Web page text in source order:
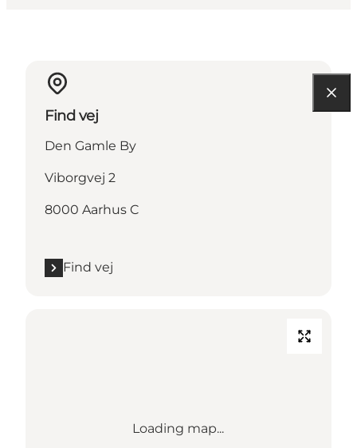
Find vej
Den Gamle By
Viborgvej 2
8000 Aarhus C
Find vej
Loading map...